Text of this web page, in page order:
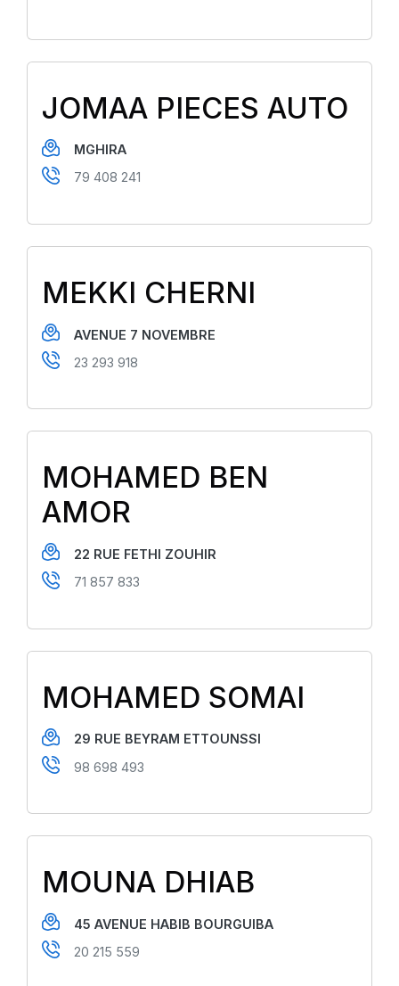
JOMAA PIECES AUTO
MGHIRA
79 408 241
MEKKI CHERNI
AVENUE 7 NOVEMBRE
23 293 918
MOHAMED BEN
AMOR
22 RUE FETHI ZOUHIR
71 857 833
MOHAMED SOMAI
29 RUE BEYRAM ETTOUNSSI
98 698 493
MOUNA DHIAB
45 AVENUE HABIB BOURGUIBA
20 215 559